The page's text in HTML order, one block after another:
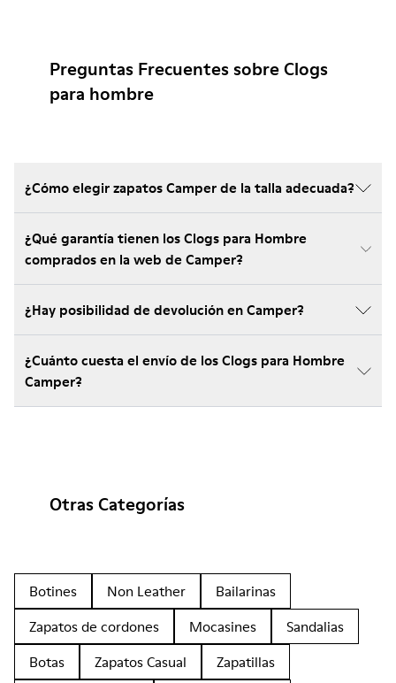
Preguntas Frecuentes sobre Clogs
para hombre
¿Cómo elegir zapatos Camper de la talla adecuada?
¿Qué garantía tienen los Clogs para Hombre
comprados en la web de Camper?
¿Hay posibilidad de devolución en Camper?
¿Cuánto cuesta el envío de los Clogs para Hombre
Camper?
Otras Categorías
Botines Non Leather
Bailarinas
Zapatos de cordones
Mocasines
Sandalias
Botas
Zapatos Casual
Zapatillas